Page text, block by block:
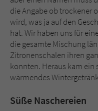
die Angabe ob trockener
wird, was ja auf den
hat. Wir haben uns für
die gesamte Mischung
Zitronenschalen ihren
konnten. Heraus kam
wärmendes
Süße Naschereien